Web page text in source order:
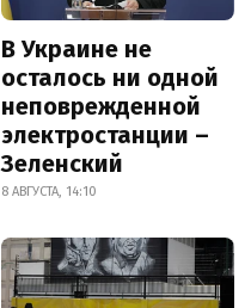
В Украине не
осталось ни одной
неповрежденной
электростанции –
Зеленский
8 АВГУСТА, 14:10